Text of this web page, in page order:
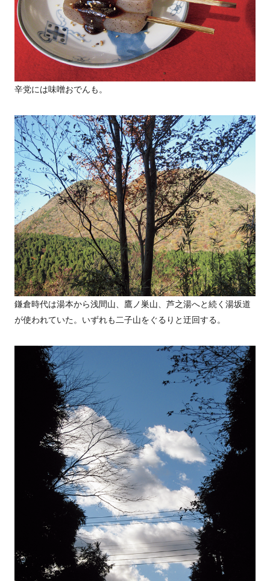
辛党には味噌おでんも。
鎌倉時代は湯本から浅間山、鷹ノ巣山、芦之湯へと続く湯坂道
が使われていた。いずれも二子山をぐるりと迂回する。